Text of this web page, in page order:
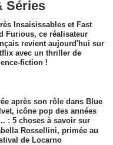
Séries
Insaisissables et Fast
Furious, ce réalisateur
revient aujourd'hui sur
avec un thriller de
fiction !
après son rôle dans Blue
icône pop des années
: 5 choses à savoir sur
Rossellini, primée au
de Locarno